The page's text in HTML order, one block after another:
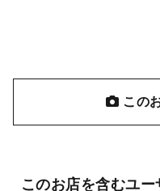
この
このお店を含むユー